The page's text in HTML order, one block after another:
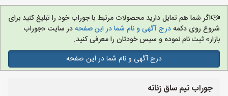
اگر شما هم تمایل دارید محصولات مرتبط با جوراب خود را تبلیغ کنید برای
شروع روی دکمهدرج آگهی و نام شما در این صفحهدر سایت «جوراب
بازار» ثبت نام نموده و سپس خودتان را معرفی کنید.
درج آگهی و نام شما در این صفحه
جوراب نیم ساق زنانه